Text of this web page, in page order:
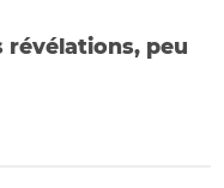
révélations, peu